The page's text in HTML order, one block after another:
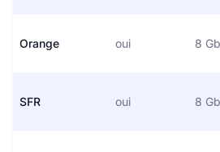
Orange oui 8
SFR oui 8